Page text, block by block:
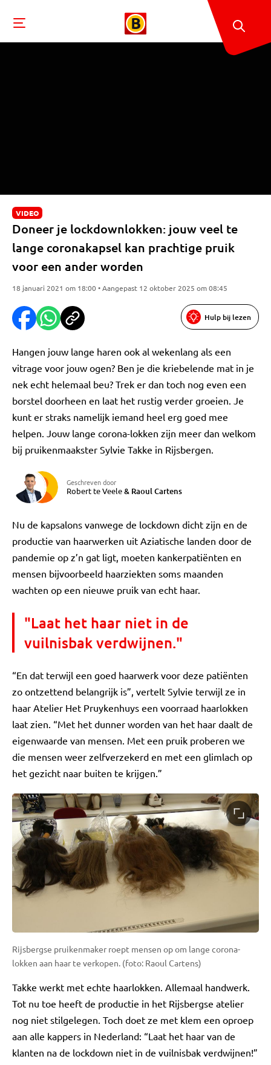
VIDEO
Doneer je lockdownlokken: jouw veel te
lange coronakapsel kan prachtige pruik
voor een ander worden
18 januari 2021 om 18:00 • Aangepast 12 oktober 2025 om 08:45
Hulp bij lezen
Hangen jouw lange haren ook al wekenlang als een
vitrage voor jouw ogen? Ben je die kriebelende mat in je
nek echt helemaal beu? Trek er dan toch nog even een
borstel doorheen en laat het rustig verder groeien. Je
kunt er straks namelijk iemand heel erg goed mee
helpen. Jouw lange corona-lokken zijn meer dan welkom
bij pruikenmaakster Sylvie Takke in Rijsbergen.
Geschreven door
Robert te Veele& Raoul Cartens
Nu de kapsalons vanwege de lockdown dicht zijn en de
productie van haarwerken uit Aziatische landen door de
pandemie op z’n gat ligt, moeten kankerpatiënten en
mensen bijvoorbeeld haarziekten soms maanden
wachten op een nieuwe pruik van echt haar.
"Laat het haar niet in de
vuilnisbak verdwijnen."
“En dat terwijl een goed haarwerk voor deze patiënten
zo ontzettend belangrijk is”, vertelt Sylvie terwijl ze in
haar Atelier Het Pruykenhuys een voorraad haarlokken
laat zien. “Met het dunner worden van het haar daalt de
eigenwaarde van mensen. Met een pruik proberen we
die mensen weer zelfverzekerd en met een glimlach op
het gezicht naar buiten te krijgen.”
Rijsbergse pruikenmaker roept mensen op om lange corona-
lokken aan haar te verkopen. (foto: Raoul Cartens)
Takke werkt met echte haarlokken. Allemaal handwerk.
Tot nu toe heeft de productie in het Rijsbergse atelier
nog niet stilgelegen. Toch doet ze met klem een oproep
aan alle kappers in Nederland: “Laat het haar van de
klanten na de lockdown niet in de vuilnisbak verdwijnen!”